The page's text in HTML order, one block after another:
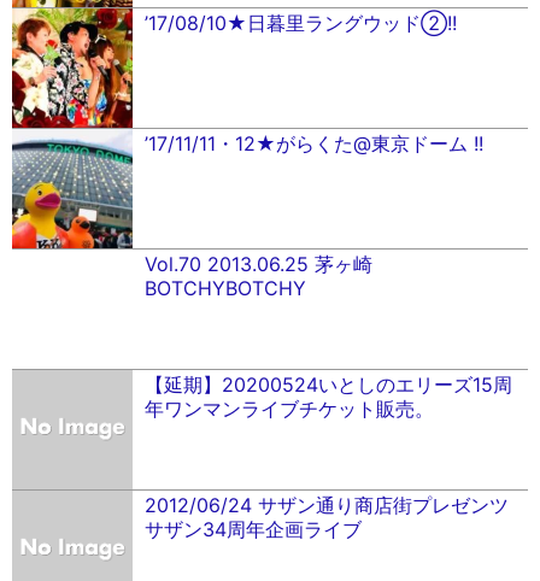
’17/08/10★日暮里ラングウッド②!!
’17/11/11・12★がらくた@東京ドーム !!
Vol.70 2013.06.25 茅ヶ崎
BOTCHYBOTCHY
【延期】20200524いとしのエリーズ15周
年ワンマンライブチケット販売。
2012/06/24 サザン通り商店街プレゼンツ
サザン34周年企画ライブ